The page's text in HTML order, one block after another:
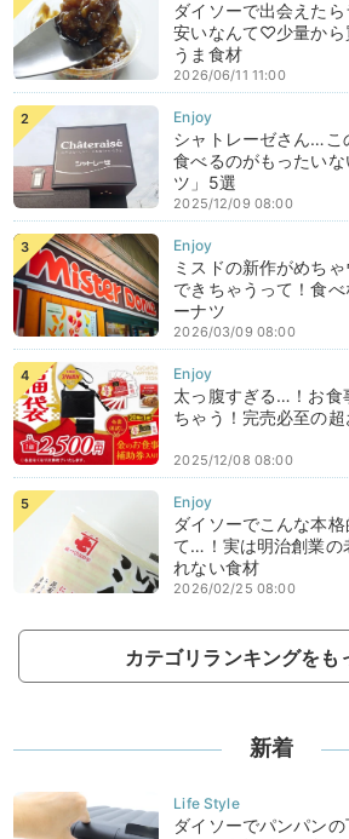
ダイソーで出会えた
安いなんて♡少量から
うま食材
2026/06/11 11:00
シャトレーゼさん…
食べるのがもったい
ツ」5選
2025/12/09 08:00
ミスドの新作がめち
できちゃうって！食
ーナツ
2026/03/09 08:00
太っ腹すぎる…！お食
ちゃう！完売必至の
2025/12/08 08:00
ダイソーでこんな本
て…！実は明治創業の
れない食材
2026/02/25 08:00
カテゴリランキングをも
新着
ダイソーでパンパン